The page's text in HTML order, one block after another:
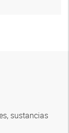
sustancias